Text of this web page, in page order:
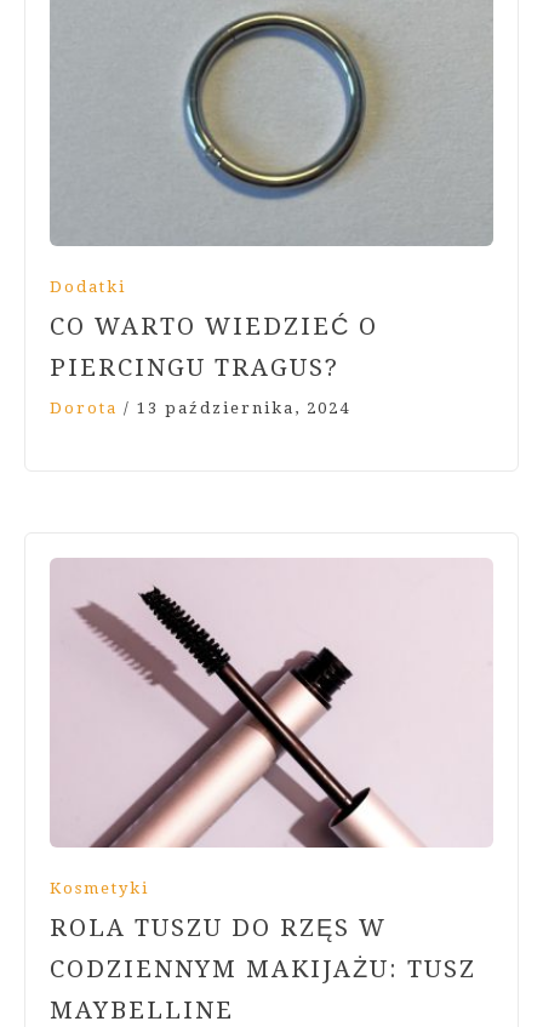
Dodatki
CO WARTO WIEDZIEĆ O
PIERCINGU TRAGUS?
Dorota / 13 października, 2024
Kosmetyki
ROLA TUSZU DO RZĘS W
CODZIENNYM MAKIJAŻU: TUSZ
MAYBELLINE